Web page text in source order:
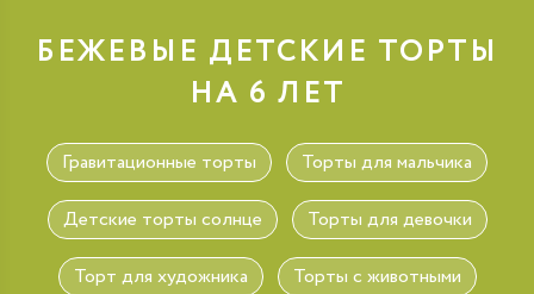
БЕЖЕВЫЕ ДЕТСКИЕ ТОРТЫ
НА 6 ЛЕТ
Гравитационные торты Торты для мальчика
Детские торты солнце Торты для девочки
Торт для художника Торты с животными